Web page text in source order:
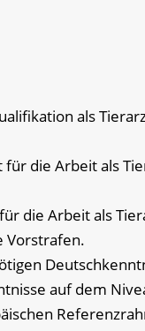
als
für die Arbeit als
die Arbeit als
Vorstrafen.
auf dem